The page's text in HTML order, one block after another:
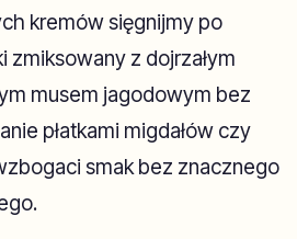
kremów sięgnijmy po
zmiksowany z dojrzałym
musem jagodowym bez
płatkami migdałów czy
smak bez znacznego